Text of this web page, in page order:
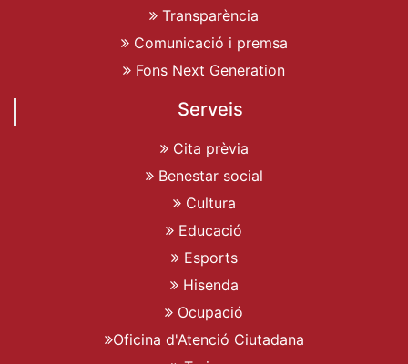
Transparència
Comunicació i premsa
Fons Next Generation
Serveis
Cita prèvia
Benestar social
Cultura
Educació
Esports
Hisenda
Ocupació
Oficina d'Atenció Ciutadana